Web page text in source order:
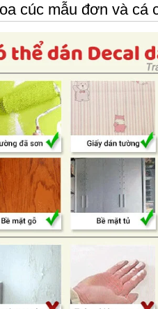
cúc mẫu đơn và cá